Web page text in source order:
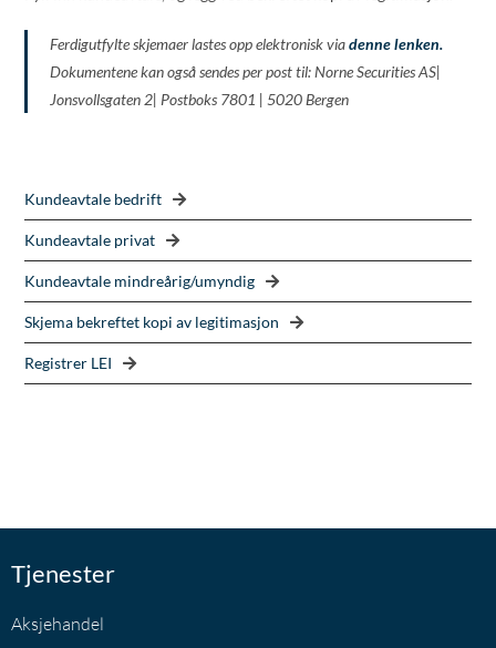
Ferdigutfylte skjemaer lastes opp elektronisk viadenne lenken.
Dokumentene kan også sendes per post til: Norne Securities AS|
Jonsvollsgaten 2| Postboks 7801 | 5020 Bergen
Kundeavtale bedrift
Kundeavtale privat
Kundeavtale mindreårig/umyndig
Skjema bekreftet kopi av legitimasjon
Registrer LEI
Tjenester
Aksjehandel